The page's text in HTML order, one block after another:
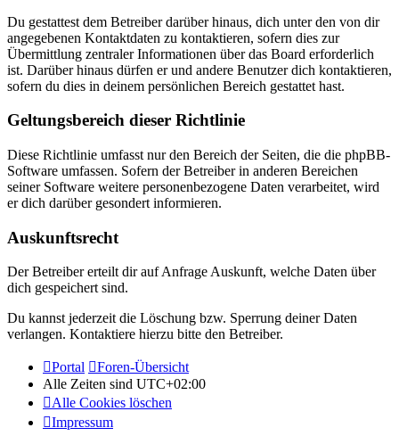
Du gestattest dem Betreiber darüber hinaus, dich unter den von dir
angegebenen Kontaktdaten zu kontaktieren, sofern dies zur
Übermittlung zentraler Informationen über das Board erforderlich
ist. Darüber hinaus dürfen er und andere Benutzer dich kontaktieren,
sofern du dies in deinem persönlichen Bereich gestattet hast.
Geltungsbereich dieser Richtlinie
Diese Richtlinie umfasst nur den Bereich der Seiten, die die phpBB-
Software umfassen. Sofern der Betreiber in anderen Bereichen
seiner Software weitere personenbezogene Daten verarbeitet, wird
er dich darüber gesondert informieren.
Auskunftsrecht
Der Betreiber erteilt dir auf Anfrage Auskunft, welche Daten über
dich gespeichert sind.
Du kannst jederzeit die Löschung bzw. Sperrung deiner Daten
verlangen. Kontaktiere hierzu bitte den Betreiber.
Portal
Foren-Übersicht
Alle Zeiten sind UTC+02:00
Alle Cookies löschen
Impressum